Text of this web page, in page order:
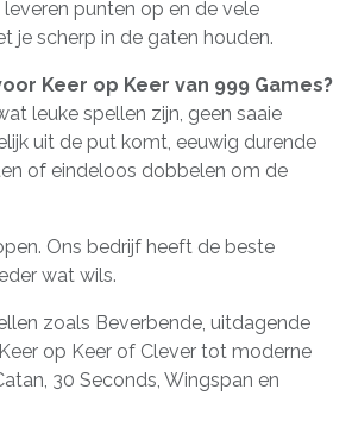
punten op en de vele
je scherp in de gaten houden.
Keer op Keer van 999 Games?
leuke spellen zijn, geen saaie
uit de put komt, eeuwig durende
of eindeloos dobbelen om de
Ons bedrijf heeft de beste
wat wils.
zoals Beverbende, uitdagende
op Keer of Clever tot moderne
30 Seconds, Wingspan en